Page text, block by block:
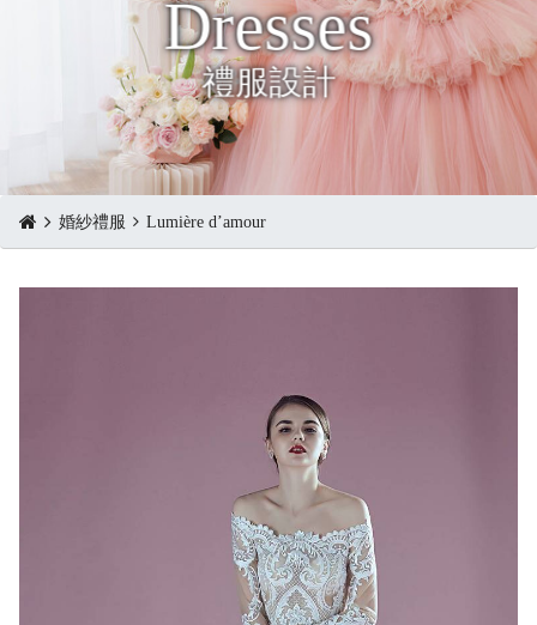
婚紗禮服 Lumière d’amour